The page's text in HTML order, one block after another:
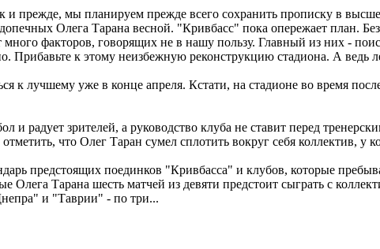
прежде, мы планируем прежде всего сохранить прописку в
Олега Тарана весной. "Кривбасс" пока опережает план.
факторов, говорящих не в нашу пользу. Главный из них -
Прибавьте к этому неизбежную реконструкцию стадиона. А ведь
к лучшему уже в конце апреля. Кстати, на стадионе во время
и радует зрителей, а руководство клуба не ставит перед
что Олег Таран сумел сплотить вокруг себя коллектив, у
предстоящих поединков "Кривбасса" и клубов, которые
Олега Тарана шесть матчей из девяти предстоит сыграть с
и "Таврии" - по три...